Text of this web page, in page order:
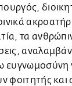
τα
φοιτητής και